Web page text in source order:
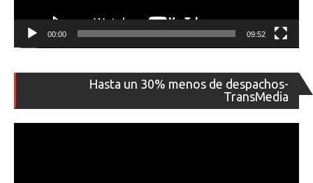
00:00 09:52
Hasta un 30% menos de despachos-
TransMedia
de